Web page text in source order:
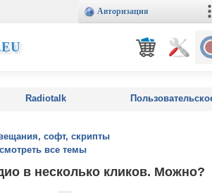
Авторизация
Radiotalk
софт, скрипты
все темы
в несколько кликов. Можно?